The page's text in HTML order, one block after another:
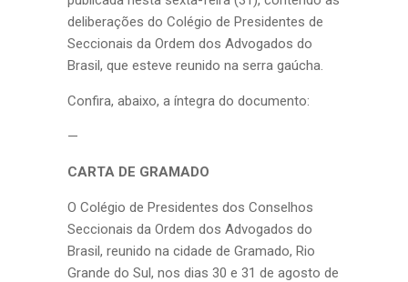
deliberações do Colégio de Presidentes de
Seccionais da Ordem dos Advogados do
Brasil, que esteve reunido na serra gaúcha.
Confira, abaixo, a íntegra do documento:
—
CARTA DE GRAMADO
O Colégio de Presidentes dos Conselhos
Seccionais da Ordem dos Advogados do
Brasil, reunido na cidade de Gramado, Rio
Grande do Sul, nos dias 30 e 31 de agosto de